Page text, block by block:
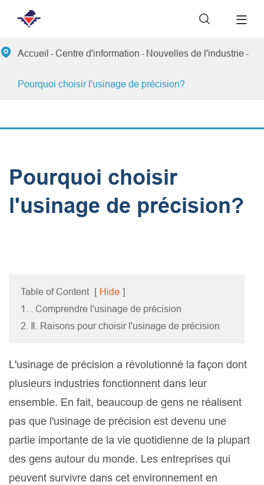

 Accueil Centre d'information Nouvelles de l'industrie
Pourquoi choisir l'usinage de précision?
Pourquoi choisir
l'usinage de précision?
Table of Content [ Hide ]
1. . Comprendre l'usinage de précision
2. Ⅱ. Raisons pour choisir l'usinage de précision
L'usinage de précision a révolutionné la façon dont
plusieurs industries fonctionnent dans leur
ensemble. En fait, beaucoup de gens ne réalisent
pas que l'usinage de précision est devenu une
partie importante de la vie quotidienne de la plupart
des gens autour du monde. Les entreprises qui
peuvent survivre dans cet environnement en